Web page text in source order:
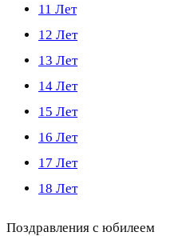
11 Лет
12 Лет
13 Лет
14 Лет
15 Лет
16 Лет
17 Лет
18 Лет
Поздравления с юбилеем